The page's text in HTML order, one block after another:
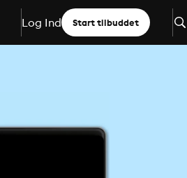
Log Ind Start tilbuddet